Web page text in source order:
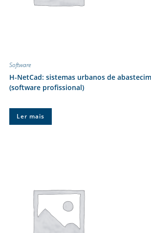
Software
H-NetCad: sistemas urbanos de
(software profissional)
Ler mais